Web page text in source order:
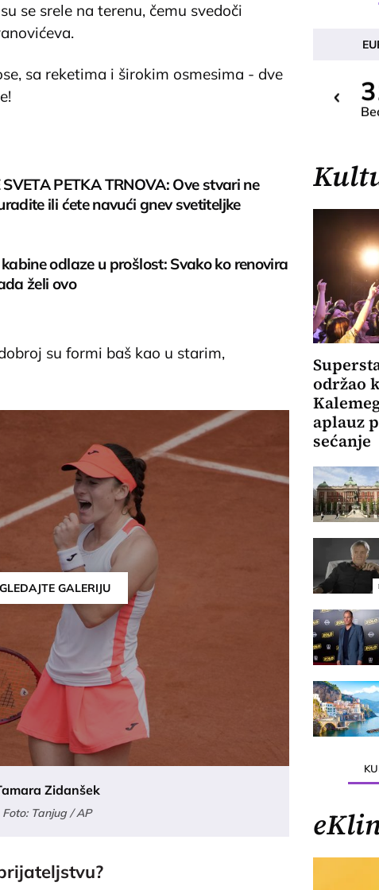
se srele na terenu, čemu svedoči
sa reketima i širokim osmesima - dve
SVETA PETKA TRNOVA: Ove stvari ne
ili ćete navući gnev svetiteljke
odlaze u prošlost: Svako ko renovira
želi ovo
su formi baš kao u starim,
GALERIJU
Zidanšek
Foto: Tanjug / AP
30 o C
održao
aplauz
sećanje